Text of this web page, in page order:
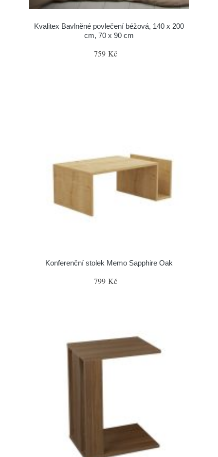
Kvalitex Bavlněné povlečení béžová, 140 x 200
cm, 70 x 90 cm
759 Kč
Konferenční stolek Memo Sapphire Oak
799 Kč